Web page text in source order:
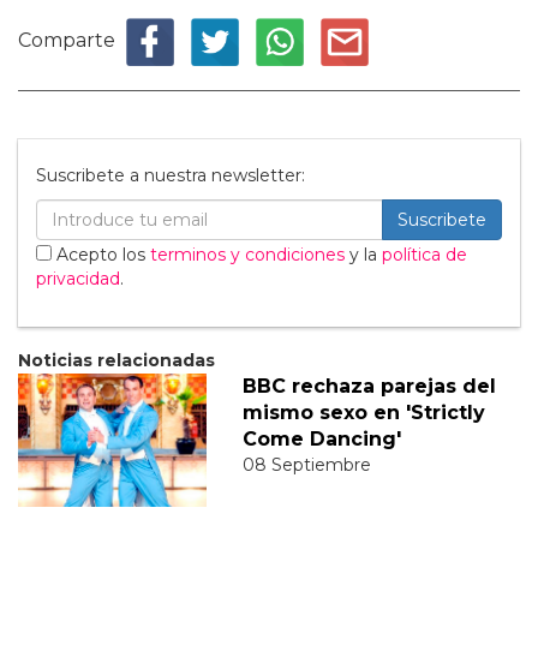
Comparte
Suscribete a nuestra newsletter:
Suscribete
Acepto los terminos y condiciones y la política de
privacidad.
Noticias relacionadas
BBC rechaza parejas del
mismo sexo en 'Strictly
Come Dancing'
08 Septiembre